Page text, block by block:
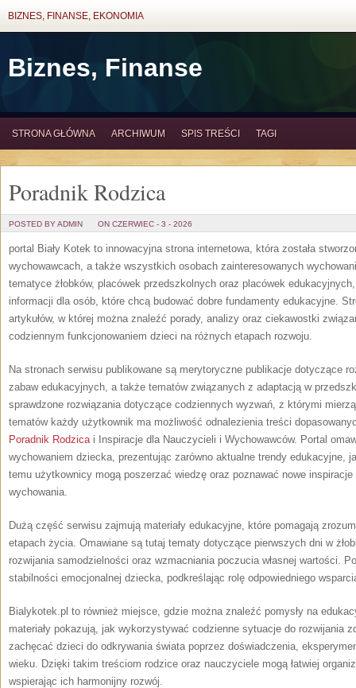
BIZNES, FINANSE, EKONOMIA
Biznes, Finanse
STRONA GŁÓWNA ARCHIWUM SPIS TREŚCI TAGI
Poradnik Rodzica
POSTED BY ADMIN ON CZERWIEC - 3 - 2026
portal Biały Kotek to innowacyjna strona internetowa, która została
wychowawcach, a także wszystkich osobach zainteresowanych
tematyce żłobków, placówek przedszkolnych oraz placówek
informacji dla osób, które chcą budować dobre fundamenty edukacyjne.
artykułów, w której można znaleźć porady, analizy oraz ciekawostki
codziennym funkcjonowaniem dzieci na różnych etapach rozwoju.
Na stronach serwisu publikowane są merytoryczne publikacje dotyczące
zabaw edukacyjnych, a także tematów związanych z adaptacją w
sprawdzone rozwiązania dotyczące codziennych wyzwań, z którymi
tematów każdy użytkownik ma możliwość odnalezienia treści
Poradnik Rodzicai Inspiracje dla Nauczycieli i Wychowawców. Portal
wychowaniem dziecka, prezentując zarówno aktualne trendy edukacyjne,
temu użytkownicy mogą poszerzać wiedzę oraz poznawać nowe
wychowania.
Dużą część serwisu zajmują materiały edukacyjne, które pomagają
etapach życia. Omawiane są tutaj tematy dotyczące pierwszych dni w
rozwijania samodzielności oraz wzmacniania poczucia własnej wartości.
stabilności emocjonalnej dziecka, podkreślając rolę odpowiedniego
Bialykotek.pl to również miejsce, gdzie można znaleźć pomysły na
materiały pokazują, jak wykorzystywać codzienne sytuacje do rozwijania
zachęcać dzieci do odkrywania świata poprzez doświadczenia,
wieku. Dzięki takim treściom rodzice oraz nauczyciele mogą łatwiej
wspierając ich harmonijny rozwój.